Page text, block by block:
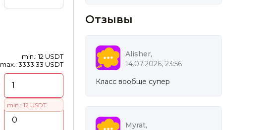
min.: 12 USDT
max.: 3333.33 USDT
min.: 12 USDT
Отзывы
Alisher,
14.07.2026, 23:56
Класс вообще супер
Myrat,